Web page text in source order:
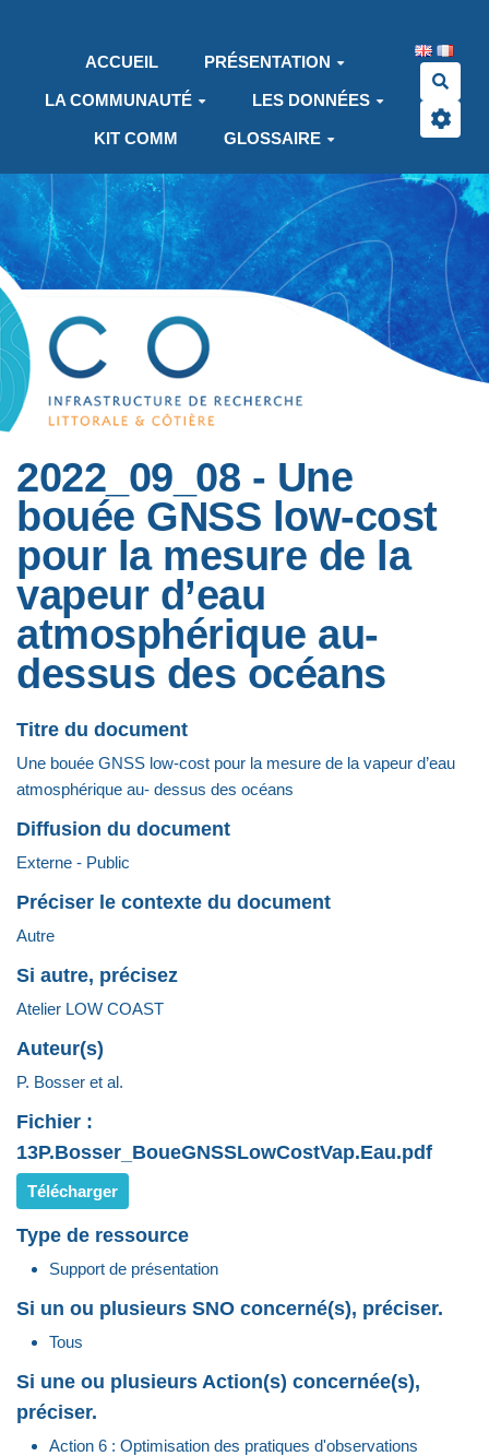
ACCUEIL
PRÉSENTATION
LA COMMUNAUTÉ LES DONNÉES
KIT COMM GLOSSAIRE
2022_09_08 - Une
bouée GNSS low-cost
pour la mesure de la
vapeur d’eau
atmosphérique au-
dessus des océans
Titre du document
Une bouée GNSS low-cost pour la mesure de la vapeur d’eau
atmosphérique au- dessus des océans
Diffusion du document
Externe - Public
Préciser le contexte du document
Autre
Si autre, précisez
Atelier LOW COAST
Auteur(s)
P. Bosser et al.
Fichier :
13P.Bosser_BoueGNSSLowCostVap.Eau.pdf
Télécharger
Type de ressource
Support de présentation
Si un ou plusieurs SNO concerné(s), préciser.
Tous
Si une ou plusieurs Action(s) concernée(s),
préciser.
Action 6 : Optimisation des pratiques d'observations